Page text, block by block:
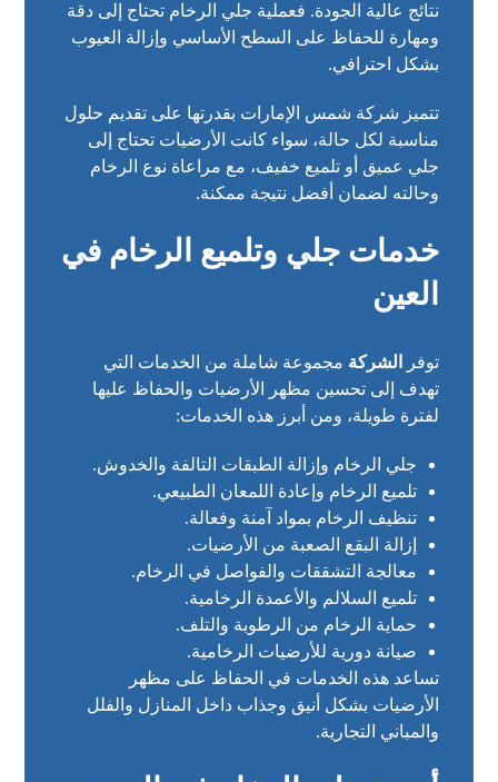
نتائج عالية الجودة. فعملية جلي الرخام تحتاج إلى دقة
ومهارة للحفاظ على السطح الأساسي وإزالة العيوب
بشكل احترافي.
تتميز شركة شمس الإمارات بقدرتها على تقديم حلول
مناسبة لكل حالة، سواء كانت الأرضيات تحتاج إلى
جلي عميق أو تلميع خفيف، مع مراعاة نوع الرخام
وحالته لضمان أفضل نتيجة ممكنة.
خدمات جلي وتلميع الرخام في
العين
توفر الشركة مجموعة شاملة من الخدمات التي
تهدف إلى تحسين مظهر الأرضيات والحفاظ عليها
لفترة طويلة، ومن أبرز هذه الخدمات:
جلي الرخام وإزالة الطبقات التالفة والخدوش.
تلميع الرخام وإعادة اللمعان الطبيعي.
تنظيف الرخام بمواد آمنة وفعالة.
إزالة البقع الصعبة من الأرضيات.
معالجة التشققات والفواصل في الرخام.
تلميع السلالم والأعمدة الرخامية.
حماية الرخام من الرطوبة والتلف.
صيانة دورية للأرضيات الرخامية.
تساعد هذه الخدمات في الحفاظ على مظهر
الأرضيات بشكل أنيق وجذاب داخل المنازل والفلل
والمباني التجارية.